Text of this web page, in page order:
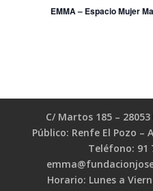
EMMA – Espacio Mujer
C/ Martos 185 –
Público: Renfe El Pozo –
Teléfono: 91
Horario: Lunes a